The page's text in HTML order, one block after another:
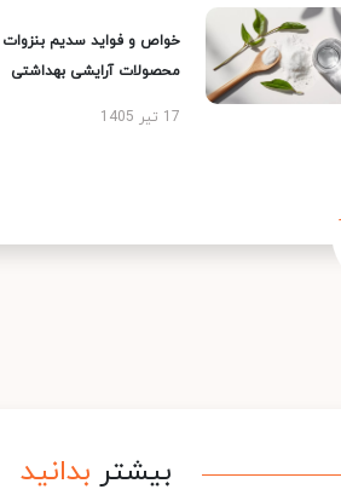
خواص و فواید سدیم بنزوات
محصولات آرایشی بهداشتی
17 تیر 1405
بیشتر بدانید